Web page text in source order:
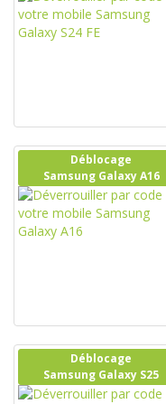
Déblocage
Samsung Galaxy A16
Déblocage
Samsung Galaxy S25